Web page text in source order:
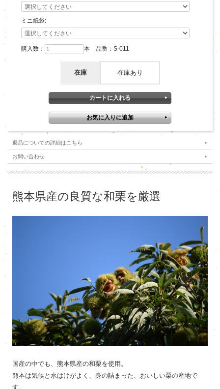
ミニ紙袋:
購入数： 本 品番：S-011
在庫 在庫あり
返品についての詳細はこちら
お問い合わせ
熊本県産の良質な和栗を厳選
国産の中でも、熊本県産の和栗を使用。
熊本は気候と水はけがよく、身の詰まった、おいしい栗の産地で
す。